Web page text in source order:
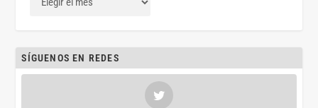
SÍGUENOS EN REDES